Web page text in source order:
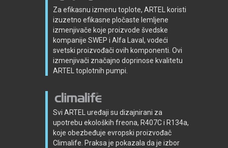
Za efikasnu izmenu toplote, ARTEL koristi
izuzetno efikasne pločaste lemljene
izmenjivače koje proizvode švedske
kompanije SWEP i Alfa Laval, vodeći
svetski proizvođači ovih komponenti. Ovi
izmenjivači značajno doprinose kvalitetu
ARTEL toplotnih pumpi.
Svi ARTEL uređaji su dizajnirani za
upotrebu ekoloških freona, R407C i R134a,
koje obezbeđuje evropski proizvođač
Climalife. Praksa je pokazala da je izbor